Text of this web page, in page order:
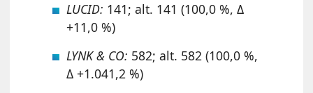
LUCID: 141; alt. 141 (100,0 %, Δ
+11,0 %)
LYNK & CO: 582; alt. 582 (100,0 %,
Δ +1.041,2 %)